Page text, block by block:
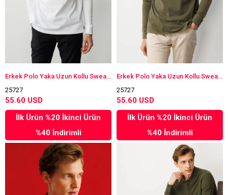
Erkek Polo Yaka Uzun Kollu Sweatshirt Beyaz
25727
55.60 USD
İlk Ürün %20 İkinci Ürün
%40 İndirimli
Erkek Polo Yaka Uzun Kollu Sweatshirt Haki
25727
55.60 USD
İlk Ürün %20 İkinci Ürün
%40 İndirimli